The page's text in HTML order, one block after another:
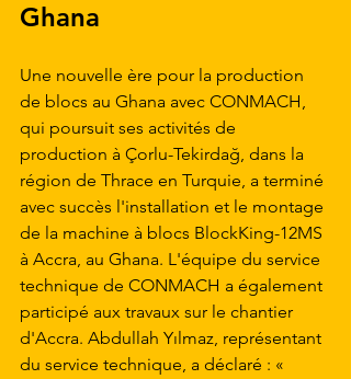
Ghana
Une nouvelle ère pour la production
de blocs au Ghana avec CONMACH,
qui poursuit ses activités de
production à Çorlu-Tekirdağ, dans la
région de Thrace en Turquie, a terminé
avec succès l'installation et le montage
de la machine à blocs BlockKing-12MS
à Accra, au Ghana. L'équipe du service
technique de CONMACH a également
participé aux travaux sur le chantier
d'Accra. Abdullah Yılmaz, représentant
du service technique, a déclaré : «